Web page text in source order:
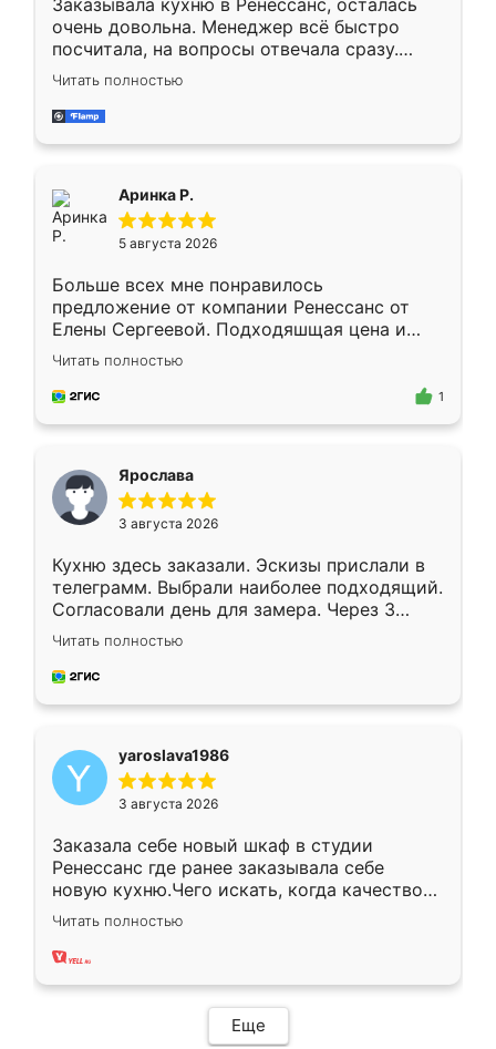
Заказывала кухню в Ренессанс, осталась
очень довольна. Менеджер всё быстро
посчитала, на вопросы отвечала сразу.
Замерщик приехал в субботу, подошёл к
делу со всей ответственностью. Собрали
за день, ребята работали аккуратно, даже
Читать полностью
Аринка Р.
5 августа 2026
Больше всех мне понравилось
предложение от компании Ренессанс от
Елены Сергеевой. Подходяшщая цена и
короткие сроки изготовления. Приехавший
для замера сотрудник Владислав
предложил по моему эскизу самый
Читать полностью
1
Ярослава
3 августа 2026
Кухню здесь заказали. Эскизы прислали в
телеграмм. Выбрали наиболее подходящий.
Согласовали день для замера. Через 3
недели кухня была уже готова. Остались
довольны работой. Спасибо Ренессанс
мебель за качественную работу!
Читать полностью
yaroslava1986
3 августа 2026
Заказала себе новый шкаф в студии
Ренессанс где ранее заказывала себе
новую кухню.Чего искать, когда качеством
вполне довольна. Служит кухня уже почти
два года, нареканий нет.
Читать полностью
Еще